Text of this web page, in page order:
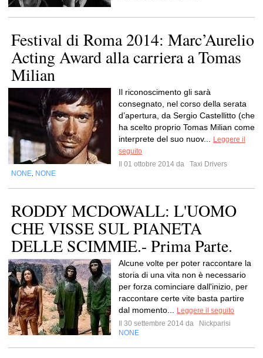
Festival di Roma 2014: Marc’Aurelio
Acting Award alla carriera a Tomas
Milian
Il riconoscimento gli sarà
consegnato, nel corso della serata
d’apertura, da Sergio Castellitto (che
ha scelto proprio Tomas Milian come
interprete del suo nuov...
Leggere il
seguito
Il 01 ottobre 2014 da
Taxi Drivers
NONE NONE
RODDY MCDOWALL: L'UOMO
CHE VISSE SUL PIANETA
DELLE SCIMMIE.- Prima Parte.
Alcune volte per poter raccontare la
storia di una vita non è necessario
per forza cominciare dall'inizio, per
raccontare certe vite basta partire
dal momento...
Leggere il seguito
Il 30 settembre 2014 da
Nickparisi
NONE